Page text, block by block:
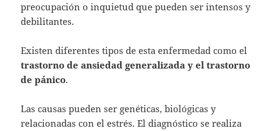
preocupación o inquietud que pueden ser intensos y
debilitantes.
Existen diferentes tipos de esta enfermedad como el
trastorno de ansiedad generalizada y el trastorno
de pánico.
Las causas pueden ser genéticas, biológicas y
relacionadas con el estrés. El diagnóstico se realiza